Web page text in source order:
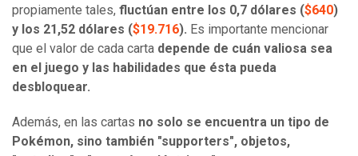
propiamente tales, fluctúan entre los 0,7 dólares ($640)
y los 21,52 dólares ($19.716). Es importante mencionar
que el valor de cada carta depende de cuán valiosa sea
en el juego y las habilidades que ésta pueda
desbloquear.
Además, en las cartas no solo se encuentra un tipo de
Pokémon, sino también "supporters", objetos,